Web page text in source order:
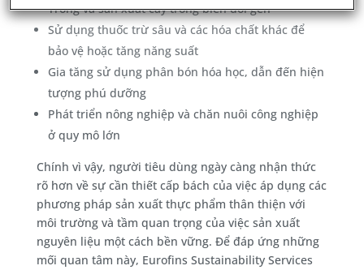
Trồng và sản xuất cây trồng biến đổi gen
Sử dụng thuốc trừ sâu và các hóa chất khác để
bảo vệ hoặc tăng năng suất
Gia tăng sử dụng phân bón hóa học, dẫn đến hiện
tượng phú dưỡng
Phát triển nông nghiệp và chăn nuôi công nghiệp
ở quy mô lớn
Chính vì vậy, người tiêu dùng ngày càng nhận thức
rõ hơn về sự cần thiết cấp bách của việc áp dụng các
phương pháp sản xuất thực phẩm thân thiện với
môi trường và tầm quan trọng của việc sản xuất
nguyên liệu một cách bền vững. Để đáp ứng những
mối quan tâm này, Eurofins Sustainability Services